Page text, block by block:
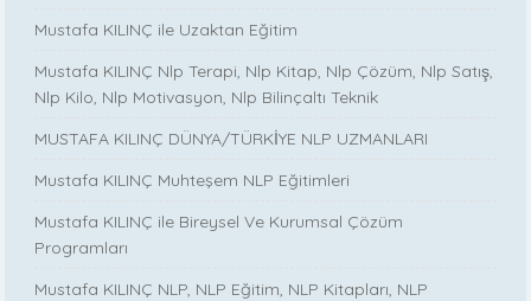
Mustafa KILINÇ ile Uzaktan Eğitim
Mustafa KILINÇ Nlp Terapi, Nlp Kitap, Nlp Çözüm, Nlp Satış,
Nlp Kilo, Nlp Motivasyon, Nlp Bilinçaltı Teknik
MUSTAFA KILINÇ DÜNYA/TÜRKİYE NLP UZMANLARI
Mustafa KILINÇ Muhteşem NLP Eğitimleri
Mustafa KILINÇ ile Bireysel Ve Kurumsal Çözüm
Programları
Mustafa KILINÇ NLP, NLP Eğitim, NLP Kitapları, NLP